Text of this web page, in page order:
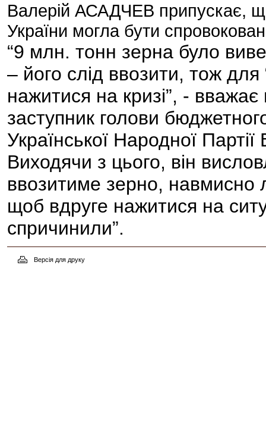
Валерій АСАДЧЕВ припускає,
України могла бути
“9 млн. тонн зерна було
– його слід ввозити, тож для
нажитися на кризі”, -
заступник голови
Української Народної
Виходячи з цього, він
ввозитиме зерно,
щоб вдруге нажитися на
спричинили”.
Версія для друку